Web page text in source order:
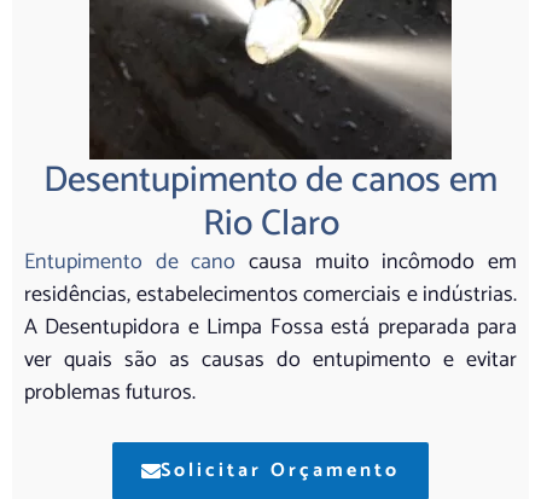
Desentupimento de canos em
Rio Claro
Entupimento de cano causa muito incômodo em
residências, estabelecimentos comerciais e indústrias.
A Desentupidora e Limpa Fossa está preparada para
ver quais são as causas do entupimento e evitar
problemas futuros.
Solicitar Orçamento